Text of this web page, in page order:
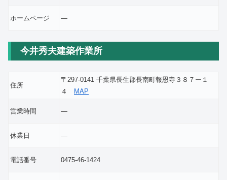
ホームページ ―
今井秀夫建築作業所
住所
〒297-0141 千葉県長生郡長南町報恩寺３８７ー１
４
MAP
営業時間 ―
休業日 ―
電話番号 0475-46-1424